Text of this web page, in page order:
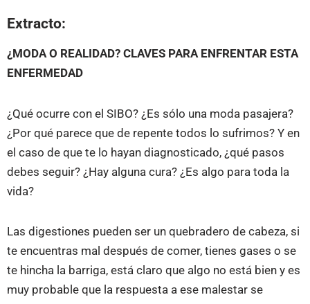
Extracto:
¿MODA O REALIDAD? CLAVES PARA ENFRENTAR ESTA
ENFERMEDAD
¿Qué ocurre con el SIBO? ¿Es sólo una moda pasajera?
¿Por qué parece que de repente todos lo sufrimos? Y en
el caso de que te lo hayan diagnosticado, ¿qué pasos
debes seguir? ¿Hay alguna cura? ¿Es algo para toda la
vida?
Las digestiones pueden ser un quebradero de cabeza, si
te encuentras mal después de comer, tienes gases o se
te hincha la barriga, está claro que algo no está bien y es
muy probable que la respuesta a ese malestar se